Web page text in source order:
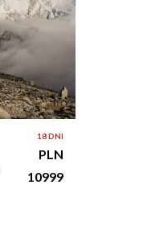
18 DNI
PLN
10999